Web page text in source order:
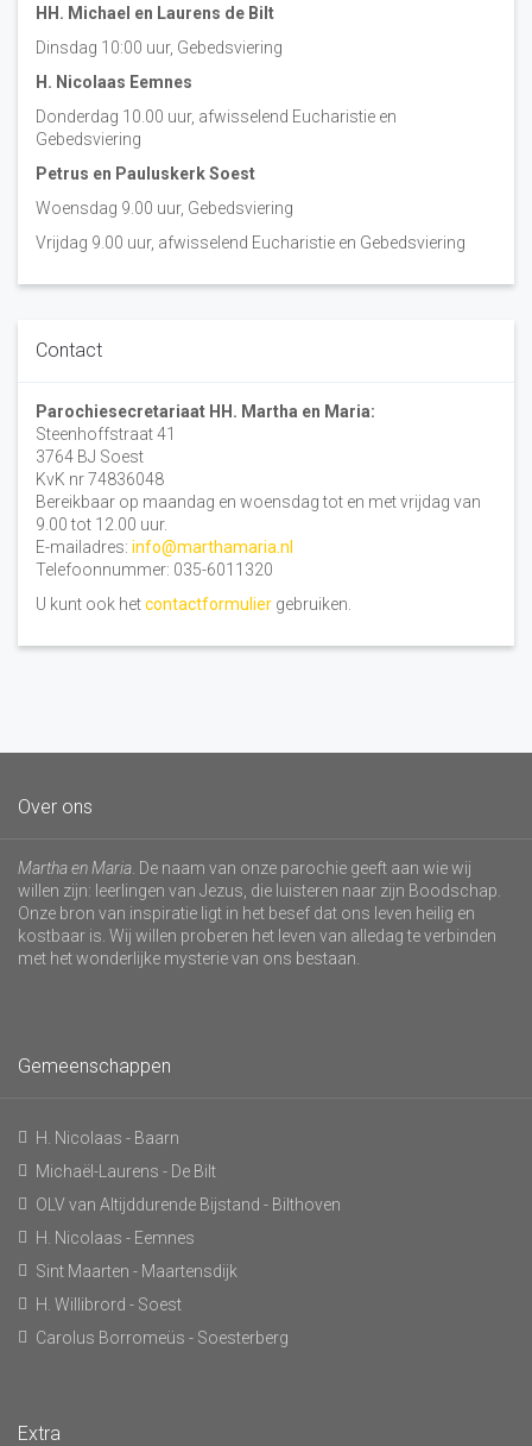
HH. Michael en Laurens de Bilt
Dinsdag 10:00 uur, Gebedsviering
H. Nicolaas Eemnes
Donderdag 10.00 uur, afwisselend Eucharistie en
Gebedsviering
Petrus en Pauluskerk Soest
Woensdag 9.00 uur, Gebedsviering
Vrijdag 9.00 uur, afwisselend Eucharistie en Gebedsviering
Contact
Parochiesecretariaat HH. Martha en Maria:
Steenhoffstraat 41
3764 BJ Soest
KvK nr 74836048
Bereikbaar op maandag en woensdag tot en met vrijdag van
9.00 tot 12.00 uur.
E-mailadres: info@marthamaria.nl
Telefoonnummer: 035-6011320
U kunt ook hetcontactformulier gebruiken.
Over ons
Martha en Maria . De naam van onze parochie geeft aan wie wij
willen zijn: leerlingen van Jezus, die luisteren naar zijn Boodschap.
Onze bron van inspiratie ligt in het besef dat ons leven heilig en
kostbaar is. Wij willen proberen het leven van alledag te verbinden
met het wonderlijke mysterie van ons bestaan.
Gemeenschappen
H. Nicolaas - Baarn
Michaël-Laurens - De Bilt
OLV van Altijddurende Bijstand - Bilthoven
H. Nicolaas - Eemnes
Sint Maarten - Maartensdijk
H. Willibrord - Soest
Carolus Borromeüs - Soesterberg
Extra